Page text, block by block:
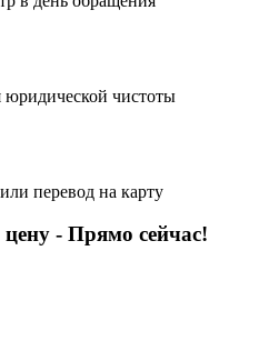
юридической чистоты
перевод на карту
- Прямо сейчас!